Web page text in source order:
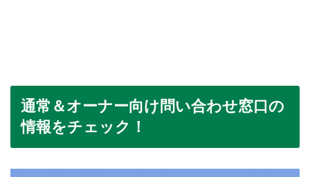
通常＆オーナー向け問い合わせ窓口の
情報をチェック！